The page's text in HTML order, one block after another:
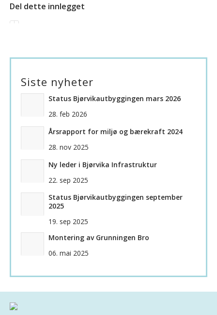
Del dette innlegget
Siste nyheter
Status Bjørvikautbyggingen mars 2026
28. feb 2026
Årsrapport for miljø og bærekraft 2024
28. nov 2025
Ny leder i Bjørvika Infrastruktur
22. sep 2025
Status Bjørvikautbyggingen september
2025
19. sep 2025
Montering av Grunningen Bro
06. mai 2025